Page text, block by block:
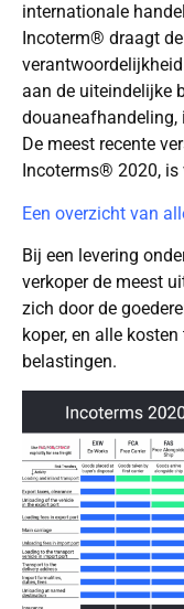
internationale
Incoterm® draagt
aan de uiteindelijke
douaneafhandeling,
De meest recente
Incoterms® 2020, is
Een overzicht van
Bij een levering
verkoper de meest
zich door de
koper, en alle
belastingen.